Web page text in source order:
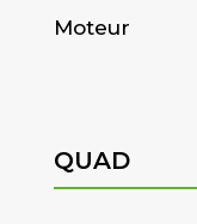
Moteur
QUAD